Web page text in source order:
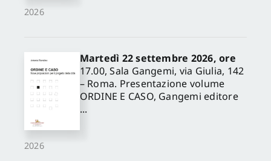
2026
2026
Martedì 22 settembre 2026, ore
17.00, Sala Gangemi, via Giulia, 142
– Roma. Presentazione volume
ORDINE E CASO, Gangemi editore
...